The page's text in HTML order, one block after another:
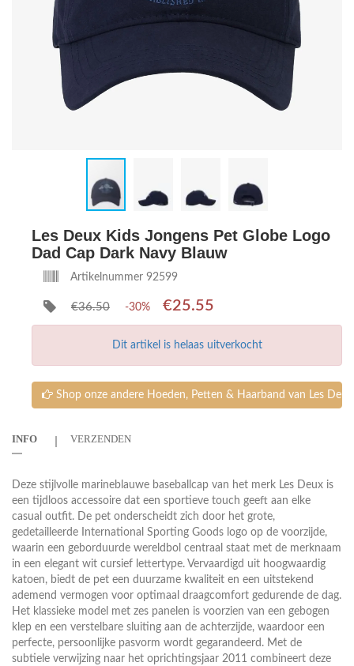
Les Deux Kids Jongens Pet Globe Logo
Dad Cap Dark Navy Blauw
Artikelnummer 92599
€36.50 -30% €25.55
Dit artikel is helaas uitverkocht
Shop onze andere Hoeden, Petten & Haarband van Les
INFO VERZENDEN
Deze stijlvolle marineblauwe baseballcap van het merk Les Deux is
een tijdloos accessoire dat een sportieve touch geeft aan elke
casual outfit. De pet onderscheidt zich door het grote,
gedetailleerde International Sporting Goods logo op de voorzijde,
waarin een geborduurde wereldbol centraal staat met de merknaam
in een elegant wit cursief lettertype. Vervaardigd uit hoogwaardig
katoen, biedt de pet een duurzame kwaliteit en een uitstekend
ademend vermogen voor optimaal draagcomfort gedurende de dag.
Het klassieke model met zes panelen is voorzien van een gebogen
klep en een verstelbare sluiting aan de achterzijde, waardoor een
perfecte, persoonlijke pasvorm wordt gegarandeerd. Met de
subtiele verwijzing naar het oprichtingsjaar 2011 combineert deze